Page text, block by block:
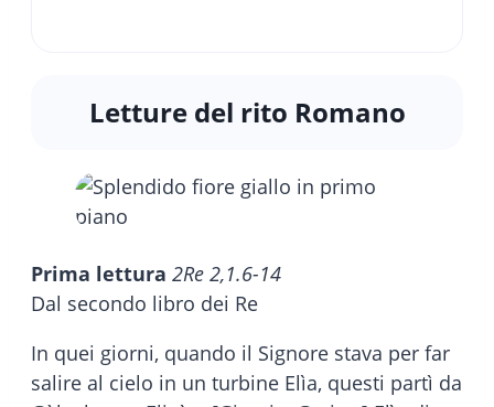
Letture del rito Romano
Prima lettura 2Re 2,1.6-14
Dal secondo libro dei Re
In quei giorni, quando il Signore stava per far
salire al cielo in un turbine Elìa, questi partì da